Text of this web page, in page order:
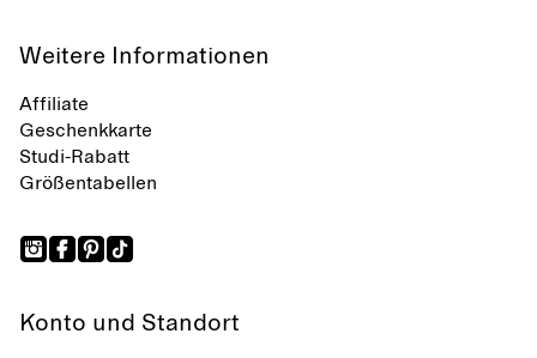
Weitere Informationen
Affiliate
Geschenkkarte
Studi-Rabatt
Größentabellen
Konto und Standort